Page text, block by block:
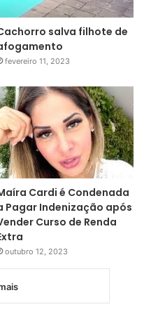
salva filhote de
fevereiro 11, 2023
Cardi é Condenada
Pagar Indenização após
Curso de Renda
outubro 12, 2023